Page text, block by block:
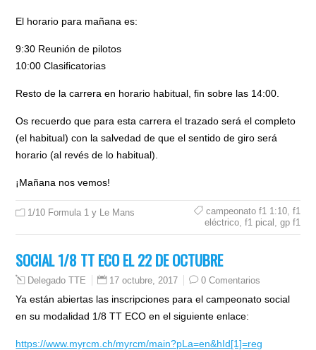
El horario para mañana es:
9:30 Reunión de pilotos
10:00 Clasificatorias
Resto de la carrera en horario habitual, fin sobre las 14:00.
Os recuerdo que para esta carrera el trazado será el completo
(el habitual) con la salvedad de que el sentido de giro será
horario (al revés de lo habitual).
¡Mañana nos vemos!
1/10 Formula 1 y Le Mans campeonato f1 1:10, f1
eléctrico, f1 pical gp f1
SOCIAL 1/8 TT ECO EL 22 DE OCTUBRE
Delegado TTE 17 octubre, 2017 0 Comentarios
Ya están abiertas las inscripciones para el campeonato social
en su modalidad 1/8 TT ECO en el siguiente enlace:
https://www.myrcm.ch/myrcm/main?pLa=en&hId[1]=reg